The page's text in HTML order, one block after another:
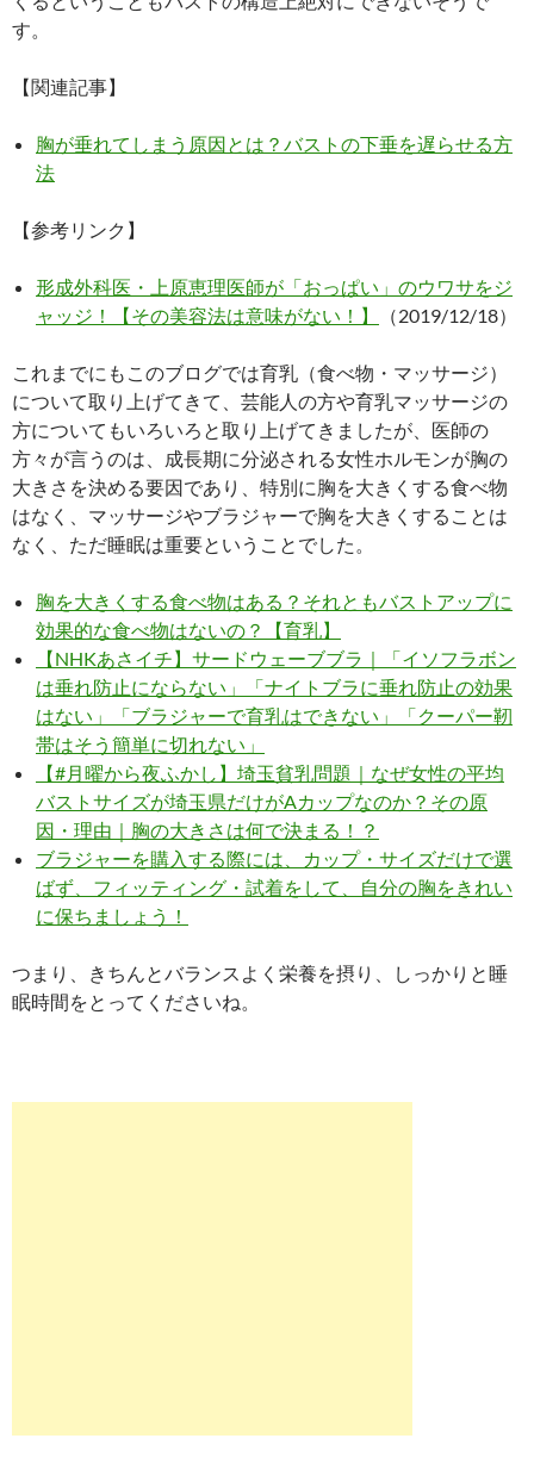
す。
【関連記事】
胸が垂れてしまう原因とは？バストの下垂を遅らせる方
法
【参考リンク】
形成外科医・上原恵理医師が「おっぱい」のウワサをジ
ャッジ！【その美容法は意味がない！】
（2019/12/18）
これまでにもこのブログでは育乳（食べ物・マッサージ）
について取り上げてきて、芸能人の方や育乳マッサージの
方についてもいろいろと取り上げてきましたが、医師の
方々が言うのは、成長期に分泌される女性ホルモンが胸の
大きさを決める要因であり、特別に胸を大きくする食べ物
はなく、マッサージやブラジャーで胸を大きくすることは
なく、ただ睡眠は重要ということでした。
胸を大きくする食べ物はある？それともバストアップに
効果的な食べ物はないの？【育乳】
【NHKあさイチ】サードウェーブブラ｜「イソフラボン
は垂れ防止にならない」「ナイトブラに垂れ防止の効果
はない」「ブラジャーで育乳はできない」「クーパー靭
帯はそう簡単に切れない」
【#月曜から夜ふかし】埼玉貧乳問題｜なぜ女性の平均
バストサイズが埼玉県だけがAカップなのか？その原
因・理由｜胸の大きさは何で決まる！？
ブラジャーを購入する際には、カップ・サイズだけで選
ばず、フィッティング・試着をして、自分の胸をきれい
に保ちましょう！
つまり、きちんとバランスよく栄養を摂り、しっかりと睡
眠時間をとってくださいね。